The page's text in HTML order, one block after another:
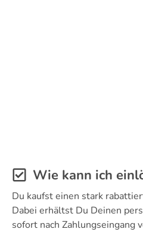
Wie kann ich
Du kaufst einen stark
Dabei erhältst Du Deinen
sofort nach Zahlungseingang